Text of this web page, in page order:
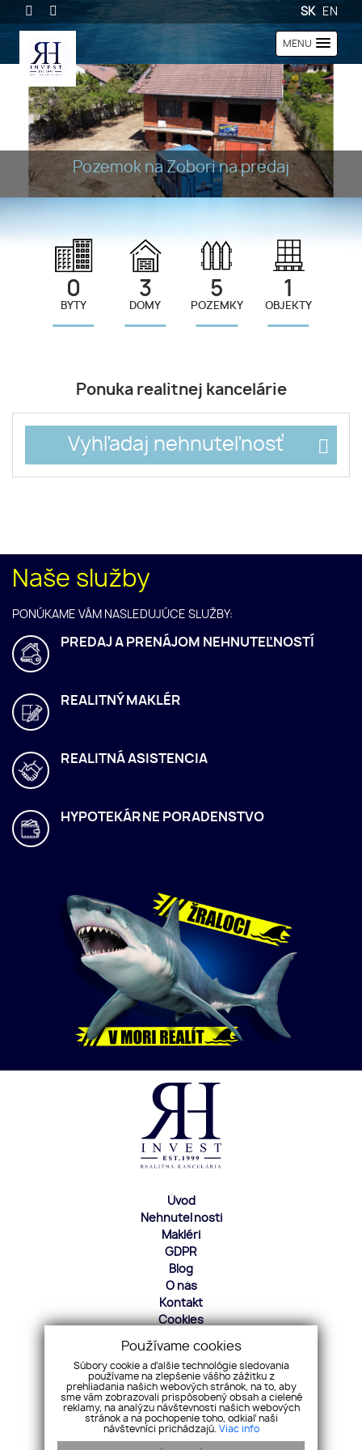
Používame cookies
Súbory cookie a ďalšie technológie sledovania
používame na zlepšenie vášho zážitku z
prehliadania našich webových stránok, na to, aby
sme vám zobrazovali prispôsobený obsah a cielené
reklamy, na analýzu návštevnosti našich webových
stránok a na pochopenie toho, odkiaľ naši
návštevníci prichádzajú. Viac info
SK EN
MENU
Pozemok na Zobori na predaj
0
BYTY
3
DOMY
5
POZEMKY
1
OBJEKTY
Ponuka realitnej kancelárie
Vyhľadaj nehnuteľnosť
Naše služby
PONÚKAME VÁM NASLEDUJÚCE SLUŽBY:
PREDAJ A PRENÁJOM NEHNUTEĽNOSTÍ
REALITNÝ MAKLÉR
REALITNÁ ASISTENCIA
HYPOTEKÁRNE PORADENSTVO
Úvod
Nehnuteľnosti
Makléri
GDPR
Blog
O nás
Kontakt
Cookies
Ďurkova 23, 94901, Nitra
+421 905 552 101
rhinvest@rhinvest.sk
Pridajte si nás